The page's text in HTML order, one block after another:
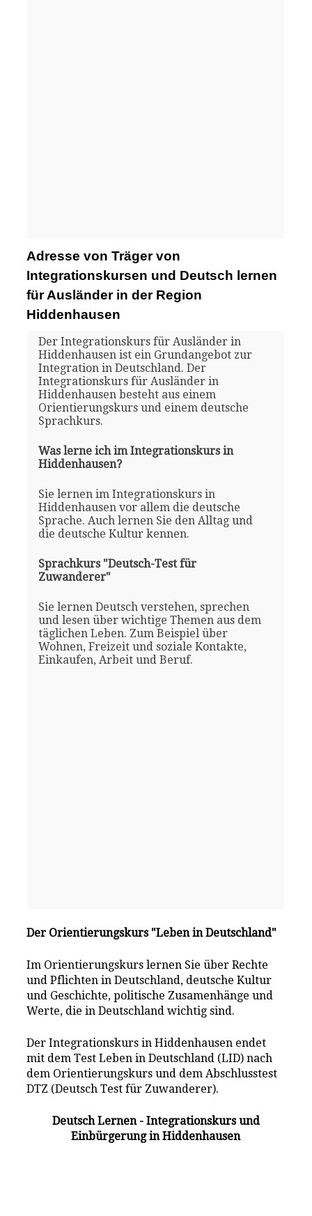
Adresse von Träger von
Integrationskursen und Deutsch lernen
für Ausländer in der Region
Hiddenhausen
Der Integrationskurs für Ausländer in
Hiddenhausen ist ein Grundangebot zur
Integration in Deutschland. Der
Integrationskurs für Ausländer in
Hiddenhausen besteht aus einem
Orientierungskurs und einem deutsche
Sprachkurs.
Was lerne ich im Integrationskurs in
Hiddenhausen?
Sie lernen im Integrationskurs in
Hiddenhausen vor allem die deutsche
Sprache. Auch lernen Sie den Alltag und
die deutsche Kultur kennen.
Sprachkurs "Deutsch-Test für
Zuwanderer"
Sie lernen Deutsch verstehen, sprechen
und lesen über wichtige Themen aus dem
täglichen Leben. Zum Beispiel über
Wohnen, Freizeit und soziale Kontakte,
Einkaufen, Arbeit und Beruf.
Der Orientierungskurs "Leben in Deutschland"
Im Orientierungskurs lernen Sie über Rechte
und Pflichten in Deutschland, deutsche Kultur
und Geschichte, politische Zusamenhänge und
Werte, die in Deutschland wichtig sind.
Der Integrationskurs in Hiddenhausen endet
mit dem Test Leben in Deutschland (LID) nach
dem Orientierungskurs und dem Abschlusstest
DTZ (Deutsch Test für Zuwanderer).
Deutsch Lernen - Integrationskurs und
Einbürgerung in Hiddenhausen